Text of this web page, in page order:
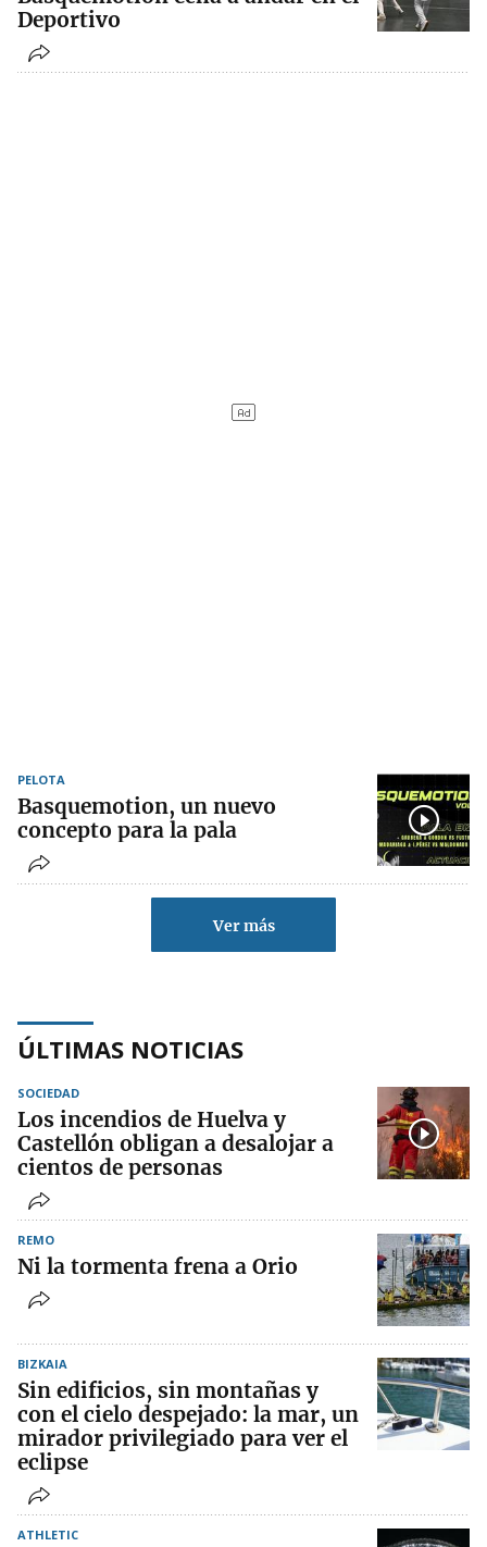
Deportivo
PELOTA
Basquemotion, un nuevo
concepto para la pala
Ver más
ÚLTIMAS NOTICIAS
SOCIEDAD
Los incendios de Huelva y
Castellón obligan a desalojar a
cientos de personas
REMO
Ni la tormenta frena a Orio
BIZKAIA
Sin edificios, sin montañas y
con el cielo despejado: la mar, un
mirador privilegiado para ver el
eclipse
ATHLETIC